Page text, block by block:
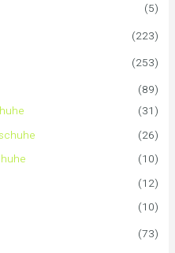
(5)
(223)
(253)
(89)
(31)
(26)
(10)
(12)
(10)
(73)